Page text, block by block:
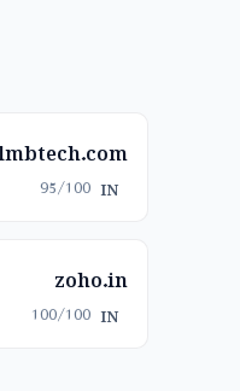
IN
95/100
zoho.in
IN
100/100